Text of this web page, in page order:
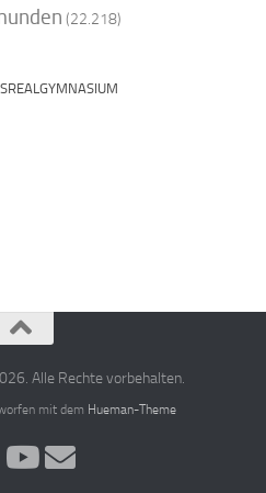
(22.218)
Alle Rechte vorbehalten.
mit dem Hueman-Theme